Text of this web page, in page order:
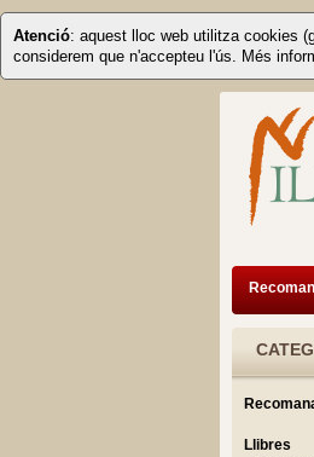
Atenció: aquest lloc web utilitza cookies
considerem que n'accepteu l'ús. Més
Llibres